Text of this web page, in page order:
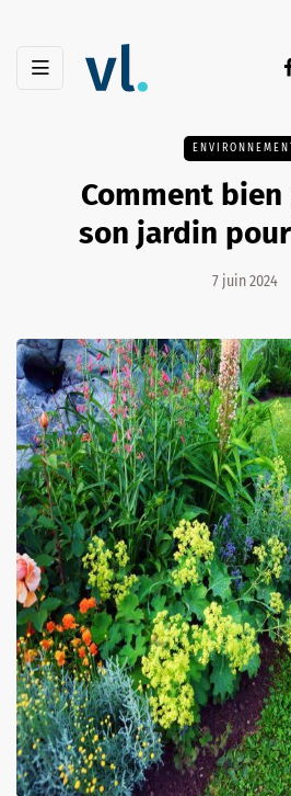
ENVIRONNEMENT
Comment
son jardin
7 juin 2024